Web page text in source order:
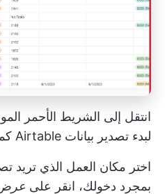
انتقل إلى الشريط الأحمر
لبدء تصدير بيانات Airtable كملف CSV
بمجرد دخولك، انقر على عرض